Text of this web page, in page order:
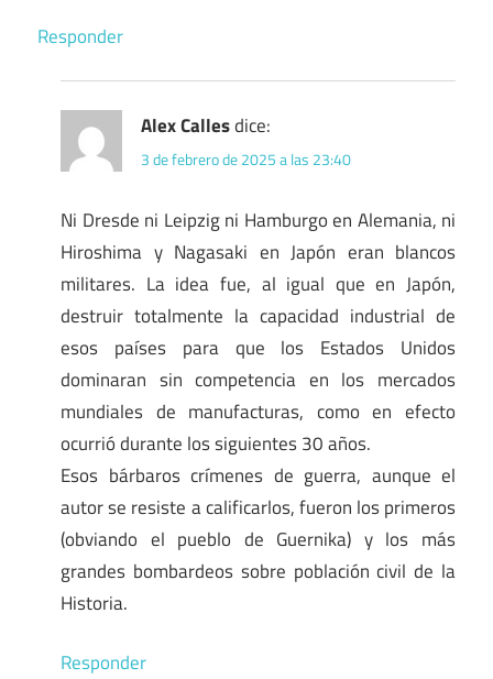
Responder
Alex Callesdice:
3 de febrero de 2025 a las 23:40
Ni Dresde ni Leipzig ni Hamburgo en Alemania, ni
Hiroshima y Nagasaki en Japón eran blancos
militares. La idea fue, al igual que en Japón,
destruir totalmente la capacidad industrial de
esos países para que los Estados Unidos
dominaran sin competencia en los mercados
mundiales de manufacturas, como en efecto
ocurrió durante los siguientes 30 años.
Esos bárbaros crímenes de guerra, aunque el
autor se resiste a calificarlos, fueron los primeros
(obviando el pueblo de Guernika) y los más
grandes bombardeos sobre población civil de la
Historia.
Responder